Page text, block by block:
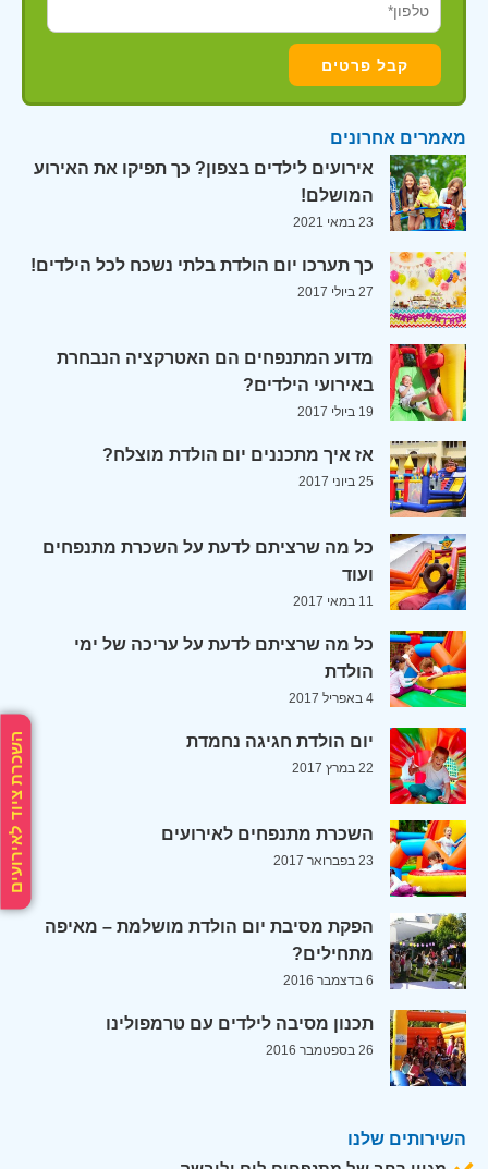
השכרת ציוד לאירועים
מאמרים אחרונים
אירועים לילדים בצפון? כך תפיקו את האירוע
המושלם!
23 במאי 2021
כך תערכו יום הולדת בלתי נשכח לכל הילדים!
27 ביולי 2017
מדוע המתנפחים הם האטרקציה הנבחרת
באירועי הילדים?
19 ביולי 2017
אז איך מתכננים יום הולדת מוצלח?
25 ביוני 2017
כל מה שרציתם לדעת על השכרת מתנפחים
ועוד
11 במאי 2017
כל מה שרציתם לדעת על עריכה של ימי
הולדת
4 באפריל 2017
יום הולדת חגיגה נחמדת
22 במרץ 2017
השכרת מתנפחים לאירועים
23 בפברואר 2017
הפקת מסיבת יום הולדת מושלמת – מאיפה
מתחילים?
6 בדצמבר 2016
תכנון מסיבה לילדים עם טרמפולינו
26 בספטמבר 2016
השירותים שלנו